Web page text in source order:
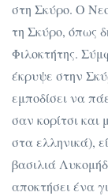
στη Σκύρο. O
τη Σκύρο, όπως
Φιλοκτήτης.
έκρυψε στην
εμποδίσει να
σαν κορίτσι
στα ελληνικά),
βασιλιά
αποκτήσει ένα